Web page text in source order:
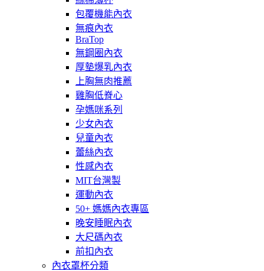
包覆機能內衣
無痕內衣
BraTop
無鋼圈內衣
厚墊爆乳內衣
上胸無肉推薦
雞胸低脊心
孕媽咪系列
少女內衣
兒童內衣
蕾絲內衣
性感內衣
MIT台灣製
運動內衣
50+ 媽媽內衣專區
晚安睡眠內衣
大尺碼內衣
前扣內衣
內衣罩杯分類